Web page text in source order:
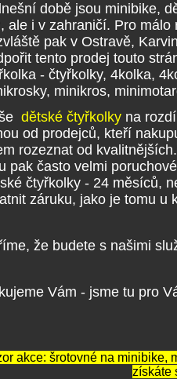
době jsou minibike,
ale i v zahraničí. Pro
pak v Ostravě,
tento prodej touto
- čtyřkolky, 4kolka,
minikros,
dětské čtyřkolky na
od prodejců, kteří
rozeznat od
pak často velmi
čtyřkolky - 24 měsíců,
záruku, jako je tomu u
že budete s našimi
Vám - jsme tu pro
akce: šrotovné na minibike,
získáte